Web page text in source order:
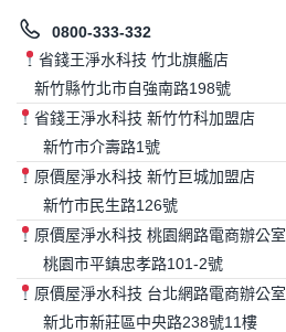
0800-333-332
省錢王淨水科技 竹北旗艦店
新竹縣竹北市自強南路198號
省錢王淨水科技 新竹竹科加盟店
新竹市介壽路1號
原價屋淨水科技 新竹巨城加盟店
新竹市民生路126號
原價屋淨水科技 桃園網路電商辦公室
桃園市平鎮忠孝路101-2號
原價屋淨水科技 台北網路電商辦公室
新北市新莊區中央路238號11樓